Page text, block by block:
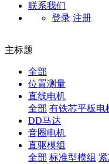
联系我们
登录 注册
主标题
全部
位置测量
直线电机
全部 有铁芯平板电
DD马达
音圈电机
直驱模组
全部 标准型模组